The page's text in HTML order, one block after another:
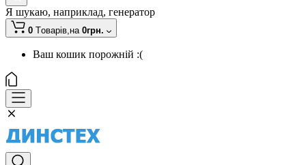
Я шукаю, наприклад, генератор
0 Tоварів,на 0грн.
Ваш кошик порожній :(